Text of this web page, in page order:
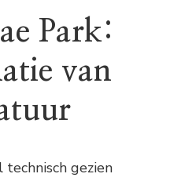
Park:
van
technisch gezien